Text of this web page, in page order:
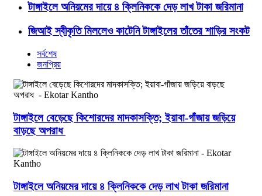
টাঙ্গাইলে অনিয়মের দায়ে ৪ ক্লিনিককে দেড় লাখ টাকা জরিমানা
জিআই স্বীকৃতি মিললেও কাটেনি টাঙ্গাইলের তাঁতের শাড়ির সংকট
সর্বশেষ
জনপ্রিয়
টাঙ্গাইলে বেড়েছে কিশোরদের মাদকাসক্তি; ইয়াবা-গাঁজায় জড়িয়ে
বাড়ছে অপরাধ
টাঙ্গাইলে অনিয়মের দায়ে ৪ ক্লিনিককে দেড় লাখ টাকা জরিমানা